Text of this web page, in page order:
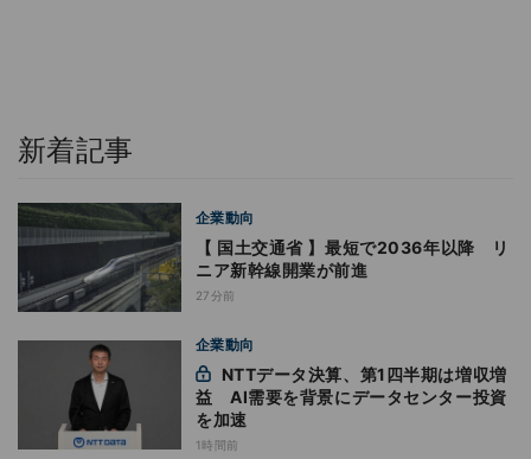
新着記事
企業動向
【 国土交通省 】最短で2036年以降 リ
ニア新幹線開業が前進
27分前
企業動向
益 AI需要を背景にデータセンター投資
を加速
1時間前